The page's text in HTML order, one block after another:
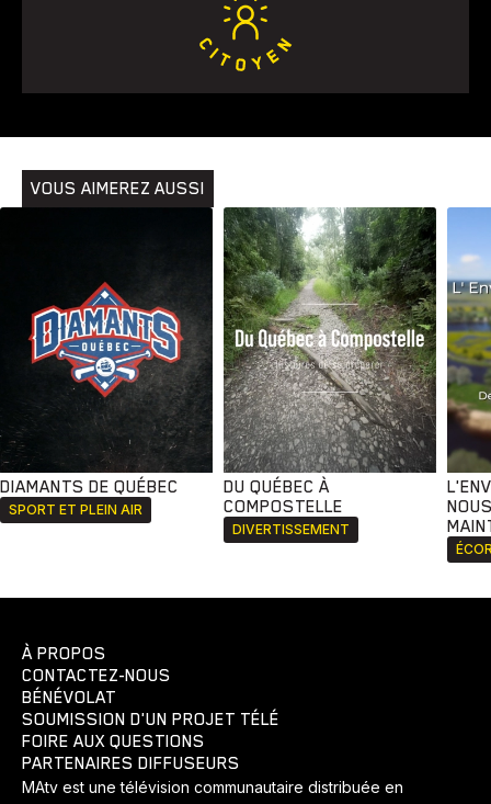
Histoires Pêche
VOUS AIMEREZ AUSSI
DIAMANTS DE QUÉBEC
SPORT ET PLEIN AIR
DU QUÉBEC À
COMPOSTELLE
DIVERTISSEMENT
À PROPOS
CONTACTEZ-NOUS
BÉNÉVOLAT
SOUMISSION D'UN PROJET TÉLÉ
FOIRE AUX QUESTIONS
PARTENAIRES DIFFUSEURS
MAtv est une télévision communautaire distribuée en